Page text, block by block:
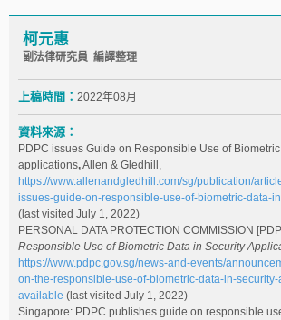
柯元惠
副法律研究員 編譯整理
上稿時間： 2022年08月
資料來源：
PDPC issues Guide on Responsible Use of
applications,Allen & Gledhill,
https://www.allenandgledhill.com/sg/publication/
issues-guide-on-responsible-use-of-biometric-data-
(last visited July 1, 2022)
PERSONAL DATA PROTECTION COMMISSION
Responsible Use of Biometric Data in Security
https://www.pdpc.gov.sg/news-and-events/
on-the-responsible-use-of-biometric-data-in-
available (last visited July 1, 2022)
Singapore: PDPC publishes guide on responsible